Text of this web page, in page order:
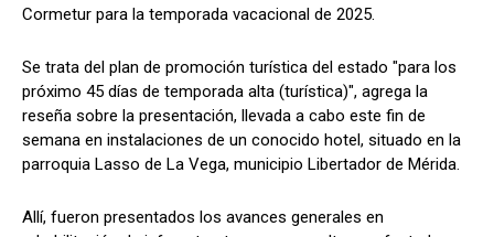
Cormetur para la temporada vacacional de 2025.
Se trata del plan de promoción turística del estado "para los
próximo 45 días de temporada alta (turística)", agrega la
reseña sobre la presentación, llevada a cabo este fin de
semana en instalaciones de un conocido hotel, situado en la
parroquia Lasso de La Vega, municipio Libertador de Mérida.
Allí, fueron presentados los avances generales en